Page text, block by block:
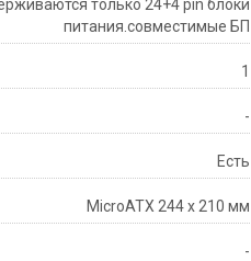
только 24+4 pin блоки
питания.совместимые БП
1
-
Есть
MicroATX 244 x 210 мм
-